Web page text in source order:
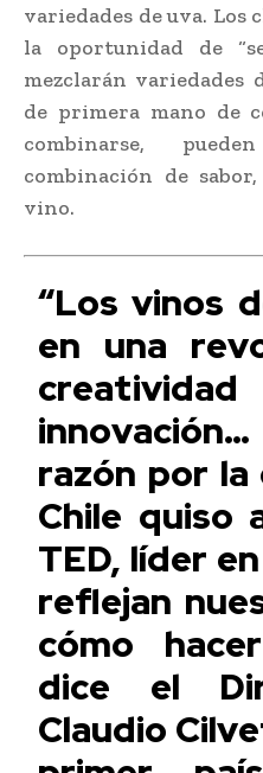
variedades de uva.
la oportunidad de
mezclarán
de primera mano de
combinarse,
combinación de
vino.
“Los vinos
en una
razón por la
Chile quiso
TED, líder
reflejan
cómo
dice el
Claudio